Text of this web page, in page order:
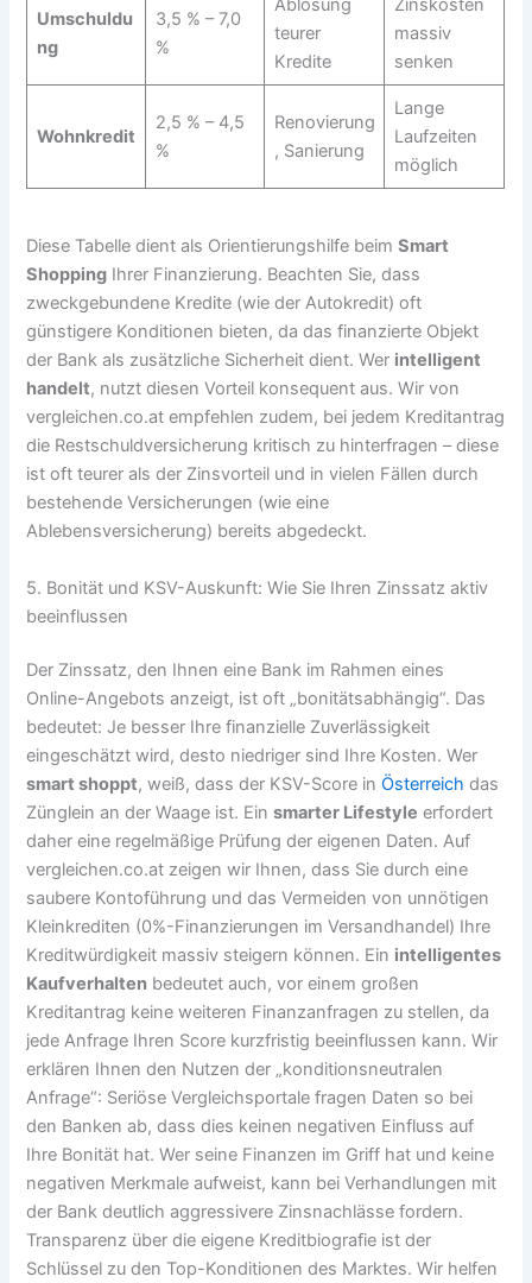
Umschuldu
ng
3,5 % – 7,0
%
Ablösung
teurer
Kredite
Zinskosten
massiv
senken
Wohnkredit
2,5 % – 4,5
%
Renovierung
, Sanierung
Lange
Laufzeiten
möglich
Diese Tabelle dient als Orientierungshilfe beimSmart
Shopping Ihrer Finanzierung. Beachten Sie, dass
zweckgebundene Kredite (wie der Autokredit) oft
günstigere Konditionen bieten, da das finanzierte Objekt
der Bank als zusätzliche Sicherheit dient. Wer intelligent
handelt, nutzt diesen Vorteil konsequent aus. Wir von
vergleichen.co.at empfehlen zudem, bei jedem Kreditantrag
die Restschuldversicherung kritisch zu hinterfragen – diese
ist oft teurer als der Zinsvorteil und in vielen Fällen durch
bestehende Versicherungen (wie eine
Ablebensversicherung) bereits abgedeckt.
5. Bonität und KSV-Auskunft: Wie Sie Ihren Zinssatz aktiv
beeinflussen
Der Zinssatz, den Ihnen eine Bank im Rahmen eines
Online-Angebots anzeigt, ist oft „bonitätsabhängig“. Das
bedeutet: Je besser Ihre finanzielle Zuverlässigkeit
eingeschätzt wird, desto niedriger sind Ihre Kosten. Wer
smart shoppt, weiß, dass der KSV-Score inÖsterreich das
Zünglein an der Waage ist. Einsmarter Lifestyle erfordert
daher eine regelmäßige Prüfung der eigenen Daten. Auf
vergleichen.co.at zeigen wir Ihnen, dass Sie durch eine
saubere Kontoführung und das Vermeiden von unnötigen
Kleinkrediten (0%-Finanzierungen im Versandhandel) Ihre
Kreditwürdigkeit massiv steigern können. Ein intelligentes
Kaufverhalten bedeutet auch, vor einem großen
Kreditantrag keine weiteren Finanzanfragen zu stellen, da
jede Anfrage Ihren Score kurzfristig beeinflussen kann. Wir
erklären Ihnen den Nutzen der „konditionsneutralen
Anfrage“: Seriöse Vergleichsportale fragen Daten so bei
den Banken ab, dass dies keinen negativen Einfluss auf
Ihre Bonität hat. Wer seine Finanzen im Griff hat und keine
negativen Merkmale aufweist, kann bei Verhandlungen mit
der Bank deutlich aggressivere Zinsnachlässe fordern.
Transparenz über die eigene Kreditbiografie ist der
Schlüssel zu den Top-Konditionen des Marktes. Wir helfen